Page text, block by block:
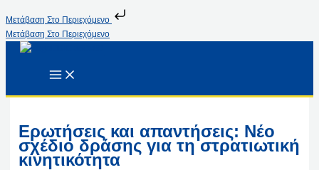
Μετάβαση Στο Περιεχόμενο
Μετάβαση Στο Περιεχόμενο
Ερωτήσεις και απαντήσεις: Νέο
σχέδιο δράσης για τη στρατιωτική
κινητικότητα